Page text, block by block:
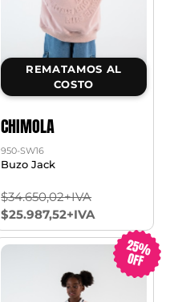
REMATAMOS AL
COSTO
CHIMOLA
950-SW16
Buzo Jack
$34.650,02+IVA
$25.987,52+IVA
25%
OFF